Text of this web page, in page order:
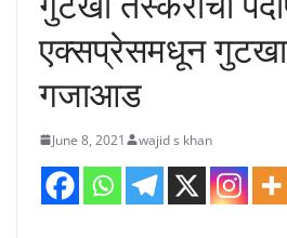
एक्सप्रेसमधून
गजाआड
June 8, 2021 wajid s khan